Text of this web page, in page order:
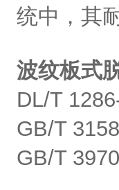
统中，其
波纹板式
DL/T
GB/T
GB/T